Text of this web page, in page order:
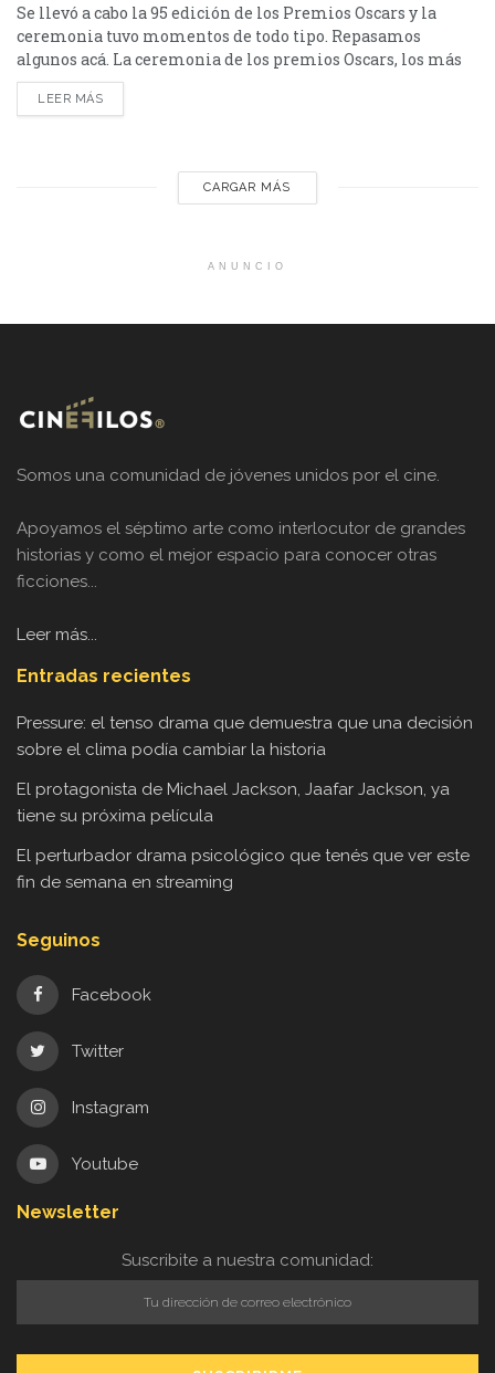
Se llevó a cabo la 95 edición de los Premios Oscars y la
ceremonia tuvo momentos de todo tipo. Repasamos
algunos acá. La ceremonia de los premios Oscars, los más
prestigiosos de la industria, fue realizada en la noche del
12 de Marzo en un evento cordial que contó con algunos
LEER MÁS
CARGAR MÁS
ANUNCIO
Somos una comunidad de jóvenes unidos por el cine.
Apoyamos el séptimo arte como interlocutor de grandes
historias y como el mejor espacio para conocer otras
ficciones...
Leer más...
Entradas recientes
Pressure: el tenso drama que demuestra que una decisión
sobre el clima podía cambiar la historia
El protagonista de Michael Jackson, Jaafar Jackson, ya
tiene su próxima película
El perturbador drama psicológico que tenés que ver este
fin de semana en streaming
Seguinos
Facebook
Twitter
Instagram
Youtube
Newsletter
Suscribite a nuestra comunidad: